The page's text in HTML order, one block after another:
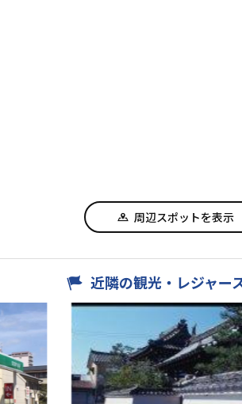
周辺スポットを表示
近隣の観光・レジャー